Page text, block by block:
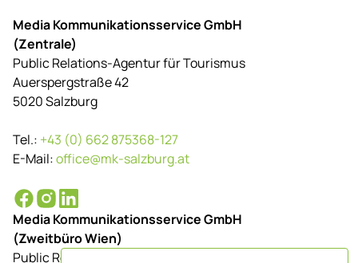
Media Kommunikationsservice GmbH
(Zentrale)
Public Relations-Agentur für Tourismus
Auerspergstraße 42
5020 Salzburg
Tel.: +43 (0) 662 875368-127
E-Mail:office@mk-salzburg.at
Media Kommunikationsservice GmbH
(Zweitbüro Wien)
Public Relations-Agentur für Tourismus